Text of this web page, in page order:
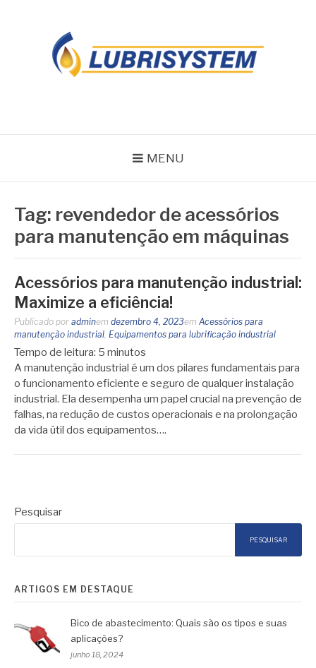
MENU
Tag: revendedor de acessórios
para manutenção em máquinas
Acessórios para manutenção industrial:
Maximize a eficiência!
Publicado por adminem dezembro 4, 2023em Acessórios para
manutenção industrial, Equipamentos para lubrificação industrial
Tempo de leitura: 5 minutos
A manutenção industrial é um dos pilares fundamentais para
o funcionamento eficiente e seguro de qualquer instalação
industrial. Ela desempenha um papel crucial na prevenção de
falhas, na redução de custos operacionais e na prolongação
da vida útil dos equipamentos….
Pesquisar
PESQUISAR
ARTIGOS EM DESTAQUE
Bico de abastecimento: Quais são os tipos e suas
aplicações?
junho 18, 2024